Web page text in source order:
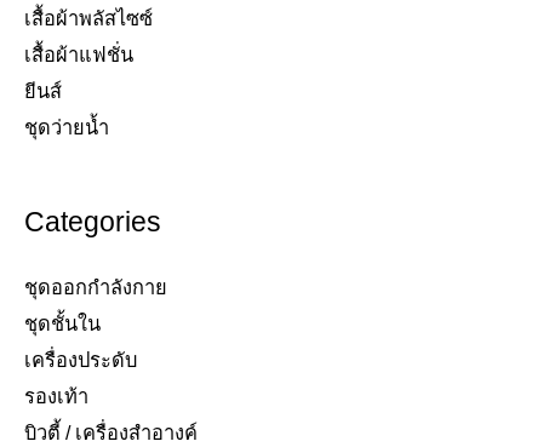
เสื้อผ้าพลัสไซซ์​
เสื้อผ้าแฟชั่น​
ยีนส์​
ชุดว่ายน้ำ​
Categories
ชุดออกกำลังกาย
ชุดชั้นใน
เครื่องประดับ​
รองเท้า​
บิวตี้ / เครื่องสำอางค์